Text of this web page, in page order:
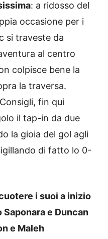
: a ridosso del
occasione per i
si traveste da
al centro
colpisce bene la
la traversa.
fin qui
il tap-in da due
la gioia del gol agli
di fatto lo 0-
i suoi a inizio
e Duncan
e Maleh